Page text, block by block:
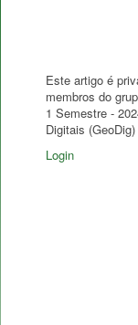
Este artigo é
membros do
1 Semestre -
Digitais
Login